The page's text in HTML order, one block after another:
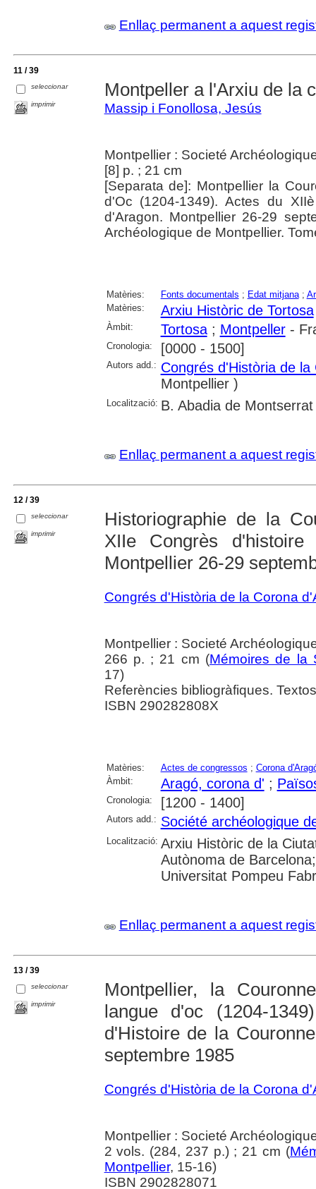
Enllaç permanent a aquest
11 / 39
seleccionar
imprimir
Montpeller a l'Arxiu de la
Massip i Fonollosa, Jesús
Montpellier : Societé
[8] p. ; 21 cm
[Separata de]: Montpellier la
d'Oc (1204-1349). Actes du
d'Aragon. Montpellier 26-29
Archéologique de Montpellier.
Matèries: Fonts documentals ; Edat mitjana;
Matèries:
Arxiu Històric de Tortosa
Àmbit: Tortosa; Montpeller-
Cronologia: [0000 - 1500]
Autors add.: Congrés d'Història de la
Montpellier )
Localització: B. Abadia de Montserrat
Enllaç permanent a aquest
12 / 39
seleccionar
imprimir
Historiographie de la
XIIe Congrès
Montpellier 26-29
Congrés d'Història de la Corona
Montpellier : Societé
266 p. ; 21 cm (Mémoires de la
17)
Referències bibliogràfiques.
ISBN 290282808X
Matèries: Actes de congressos ; Corona
Àmbit:
Aragó, corona d' ;
Cronologia: [1200 - 1400]
Autors add.: Société archéologique
Localització: Arxiu Històric de la
Autònoma de
Universitat Pompeu
Enllaç permanent a aquest
13 / 39
seleccionar
imprimir
Montpellier, la
langue d'oc (1204-
d'Histoire de la
septembre 1985
Congrés d'Història de la Corona
Montpellier : Societé
2 vols. (284, 237 p.) ; 21 cm (
Montpellier, 15-16)
ISBN 2902828071